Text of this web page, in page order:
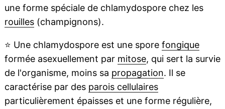
une forme spéciale de chlamydospore chez les
rouilles(champignons).
⭐ Une chlamydospore est une spore fongique
formée asexuellement par mitose, qui sert la survie
de l'organisme, moins sa propagation. Il se
caractérise par des parois cellulaires
particulièrement épaisses et une forme régulière,